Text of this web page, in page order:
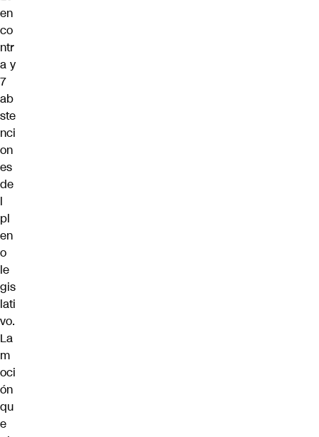
en
co
ntr
a y
7
ab
ste
nci
on
es
de
l
pl
en
o
le
gis
lati
vo.
La
m
oci
ón
qu
e